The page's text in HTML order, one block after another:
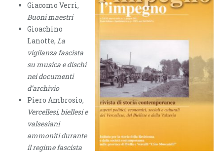
Giacomo Verri,
Buoni maestri
Gioachino
Lanotte, La
vigilanza fascista
su musica e dischi
nei documenti
d’archivio
Piero Ambrosio,
Vercellesi, biellesi e
valsesiani
ammoniti durante
il regime fascista